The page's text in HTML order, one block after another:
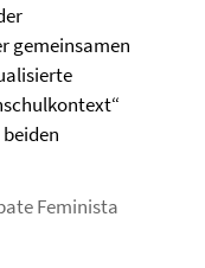
gemeinsamen
Feminista